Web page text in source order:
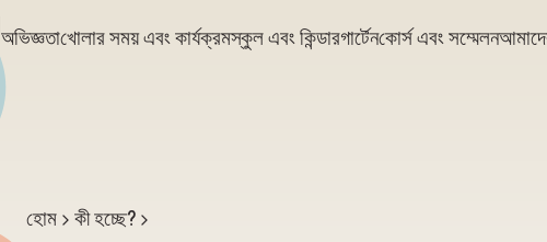
অভিজ্ঞতাখোলার সময় এবং কার্যক্রমস্কুল এবং কিন্ডারগার্টেনকোর্স এবং সম্মেলন
হোম কী হচ্ছে?